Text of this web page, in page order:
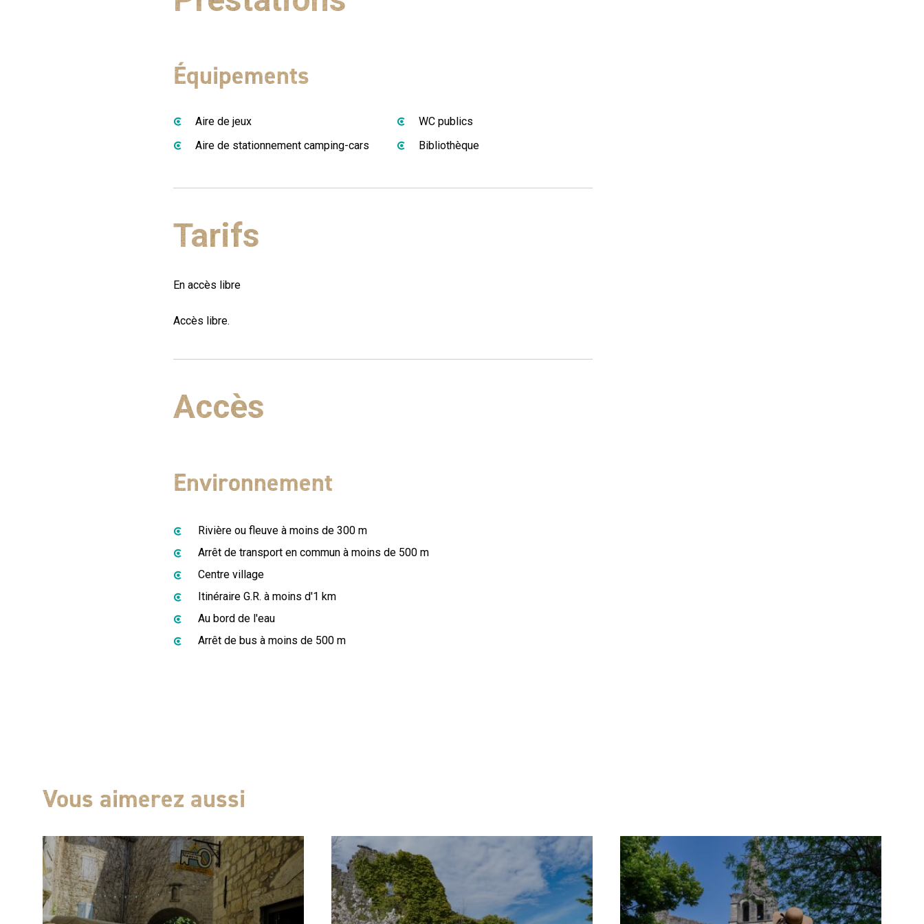
Équipements
Aire de jeux
WC publics
Aire de stationnement camping-cars
Bibliothèque
Tarifs
En accès libre
Accès libre.
Accès
Environnement
Rivière ou fleuve à moins de 300 m
Arrêt de transport en commun à moins de 500 m
Centre village
Itinéraire G.R. à moins d'1 km
Au bord de l'eau
Arrêt de bus à moins de 500 m
Vous aimerez aussi